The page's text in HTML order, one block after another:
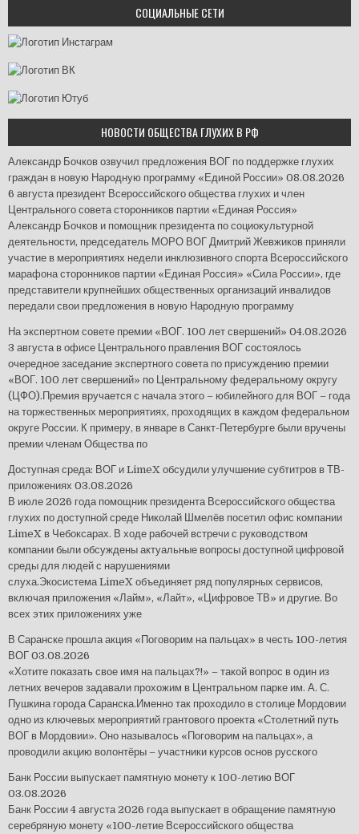
СОЦИАЛЬНЫЕ СЕТИ
НОВОСТИ ОБЩЕСТВА ГЛУХИХ В РФ
Александр Бочков озвучил предложения ВОГ по поддержке глухих
граждан в новую Народную программу «Единой России» 08.08.2026
6 августа президент Всероссийского общества глухих и член
Центрального совета сторонников партии «Единая Россия»
Александр Бочков и помощник президента по социокультурной
деятельности, председатель МОРО ВОГ Дмитрий Жевжиков приняли
участие в мероприятиях недели инклюзивного спорта Всероссийского
марафона сторонников партии «Единая Россия» «Сила России», где
представители крупнейших общественных организаций инвалидов
передали свои предложения в новую Народную программу
На экспертном совете премии «ВОГ. 100 лет свершений» 04.08.2026
3 августа в офисе Центрального правления ВОГ состоялось
очередное заседание экспертного совета по присуждению премии
«ВОГ. 100 лет свершений» по Центральному федеральному округу
(ЦФО).Премия вручается с начала этого – юбилейного для ВОГ – года
на торжественных мероприятиях, проходящих в каждом федеральном
округе России. К примеру, в январе в Санкт-Петербурге были вручены
премии членам Общества по
Доступная среда: ВОГ и LimeX обсудили улучшение субтитров в ТВ-
приложениях 03.08.2026
В июле 2026 года помощник президента Всероссийского общества
глухих по доступной среде Николай Шмелёв посетил офис компании
LimeX в Чебоксарах. В ходе рабочей встречи с руководством
компании были обсуждены актуальные вопросы доступной цифровой
среды для людей с нарушениями
слуха.Экосистема LimeX объединяет ряд популярных сервисов,
включая приложения «Лайм», «Лайт», «Цифровое ТВ» и другие. Во
всех этих приложениях уже
В Саранске прошла акция «Поговорим на пальцах» в честь 100-летия
ВОГ 03.08.2026
«Хотите показать свое имя на пальцах?!» – такой вопрос в один из
летних вечеров задавали прохожим в Центральном парке им. А. С.
Пушкина города Саранска.Именно так проходило в столице Мордовии
одно из ключевых мероприятий грантового проекта «Столетний путь
ВОГ в Мордовии». Оно называлось «Поговорим на пальцах», а
проводили акцию волонтёры – участники курсов основ русского
Банк России выпускает памятную монету к 100-летию ВОГ
03.08.2026
Банк России 4 августа 2026 года выпускает в обращение памятную
серебряную монету «100-летие Всероссийского общества